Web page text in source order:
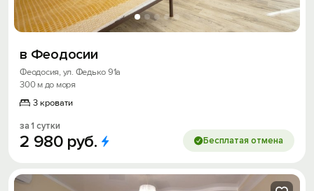
в Феодосии
Феодосия, ул. Федько 91а
300 м до моря
3 кровати
за 1 сутки
2 980 руб. Бесплатая отмена